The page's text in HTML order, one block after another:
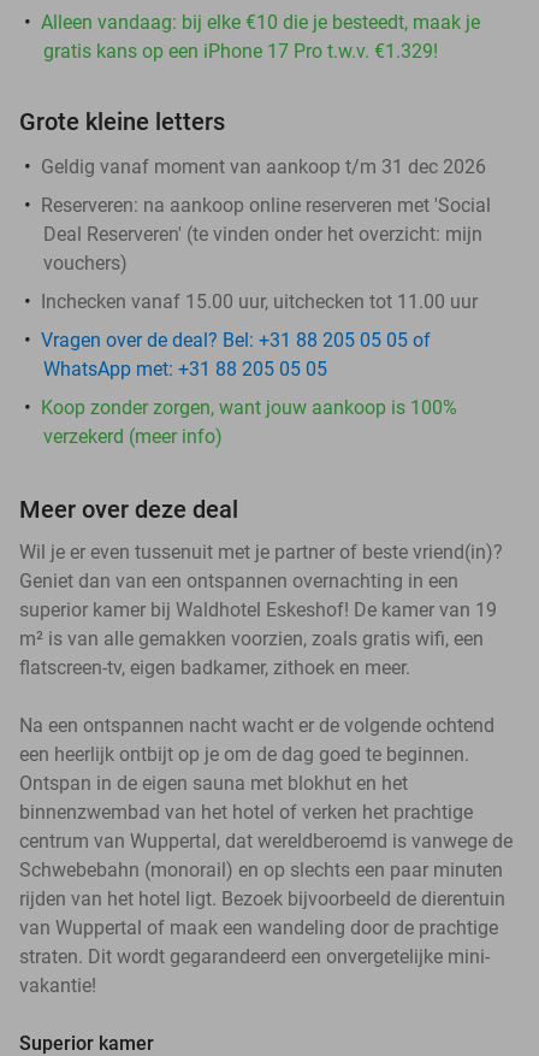
Alleen vandaag: bij elke €10 die je besteedt, maak je
gratis kans op een iPhone 17 Pro t.w.v. €1.329!
Grote kleine letters
Geldig vanaf moment van aankoop t/m 31 dec 2026
Reserveren: na aankoop online reserveren met 'Social
Deal Reserveren' (te vinden onder het overzicht: mijn
vouchers)
Inchecken vanaf 15.00 uur, uitchecken tot 11.00 uur
Vragen over de deal? Bel: +31 88 205 05 05 of
WhatsApp met: +31 88 205 05 05
Koop zonder zorgen, want jouw aankoop is 100%
verzekerd (meer info)
Meer over deze deal
Wil je er even tussenuit met je partner of beste vriend(in)?
Geniet dan van een ontspannen overnachting in een
superior kamer bij Waldhotel Eskeshof! De kamer van 19
m² is van alle gemakken voorzien, zoals gratis wifi, een
flatscreen-tv, eigen badkamer, zithoek en meer.
Na een ontspannen nacht wacht er de volgende ochtend
een heerlijk ontbijt op je om de dag goed te beginnen.
Ontspan in de eigen sauna met blokhut en het
binnenzwembad van het hotel of verken het prachtige
centrum van Wuppertal, dat wereldberoemd is vanwege de
Schwebebahn (monorail) en op slechts een paar minuten
rijden van het hotel ligt. Bezoek bijvoorbeeld de dierentuin
van Wuppertal of maak een wandeling door de prachtige
straten. Dit wordt gegarandeerd een onvergetelijke mini-
vakantie!
Superior kamer